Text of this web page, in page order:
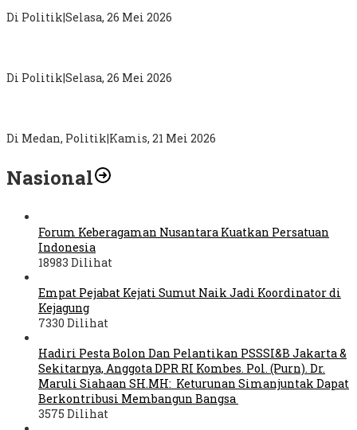
Di Politik|Selasa, 26 Mei 2026
Di Politik|Selasa, 26 Mei 2026
Di Medan, Politik|Kamis, 21 Mei 2026
Nasional
Forum Keberagaman Nusantara Kuatkan Persatuan
Indonesia
18983 Dilihat
Empat Pejabat Kejati Sumut Naik Jadi Koordinator di
Kejagung
7330 Dilihat
Hadiri Pesta Bolon Dan Pelantikan PSSSI&B Jakarta &
Sekitarnya, Anggota DPR RI Kombes. Pol. (Purn). Dr.
Maruli Siahaan SH.MH: Keturunan Simanjuntak Dapat
Berkontribusi Membangun Bangsa
3575 Dilihat